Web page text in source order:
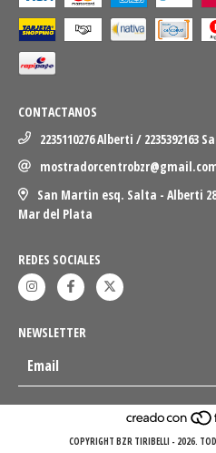
CONTACTANOS
2235110276 Alberti / 2235392163
San Martin esq. Salta - Alberti
Mar del Plata
REDES SOCIALES
NEWSLETTER
COPYRIGHT BZR TIRIBELLI - 2026.